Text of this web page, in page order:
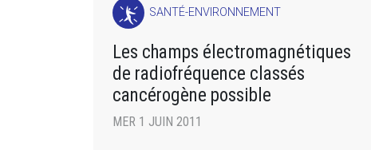
SANTÉ-ENVIRONNEMENT
Les champs électromagnétiques
de radiofréquence classés
cancérogène possible
MER 1 JUIN 2011